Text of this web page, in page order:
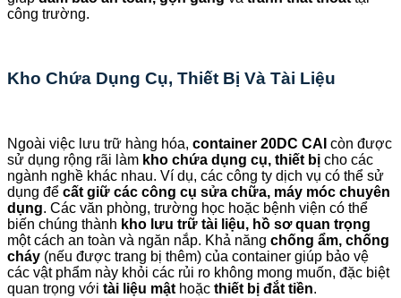
công trường.
Kho Chứa Dụng Cụ, Thiết Bị Và Tài Liệu
Ngoài việc lưu trữ hàng hóa, container 20DC CAI còn được
sử dụng rộng rãi làm kho chứa dụng cụ, thiết bị cho các
ngành nghề khác nhau. Ví dụ, các công ty dịch vụ có thể sử
dụng để cất giữ các công cụ sửa chữa, máy móc chuyên
dụng. Các văn phòng, trường học hoặc bệnh viện có thể
biến chúng thành kho lưu trữ tài liệu, hồ sơ quan trọng
một cách an toàn và ngăn nắp. Khả năng chống ẩm, chống
cháy (nếu được trang bị thêm) của container giúp bảo vệ
các vật phẩm này khỏi các rủi ro không mong muốn, đặc biệt
quan trọng với tài liệu mật hoặc thiết bị đắt tiền.